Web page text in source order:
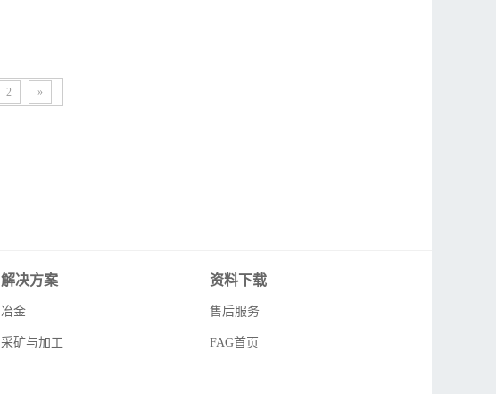
2 »
解决方案
冶金
采矿与加工
资料下载
售后服务
FAG首页